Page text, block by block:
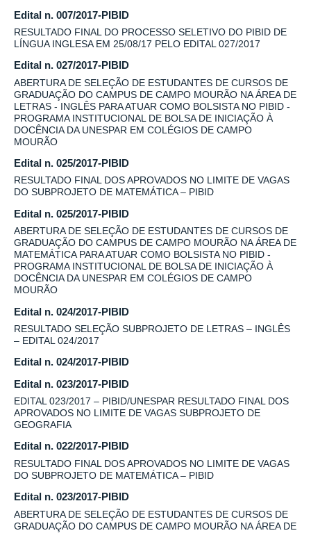
Edital n. 007/2017-PIBID
RESULTADO FINAL DO PROCESSO SELETIVO DO PIBID DE
LÍNGUA INGLESA EM 25/08/17 PELO EDITAL 027/2017
Edital n. 027/2017-PIBID
ABERTURA DE SELEÇÃO DE ESTUDANTES DE CURSOS DE
GRADUAÇÃO DO CAMPUS DE CAMPO MOURÃO NA ÁREA DE
LETRAS - INGLÊS PARA ATUAR COMO BOLSISTA NO PIBID -
PROGRAMA INSTITUCIONAL DE BOLSA DE INICIAÇÃO À
DOCÊNCIA DA UNESPAR EM COLÉGIOS DE CAMPO
MOURÃO
Edital n. 025/2017-PIBID
RESULTADO FINAL DOS APROVADOS NO LIMITE DE VAGAS
DO SUBPROJETO DE MATEMÁTICA – PIBID
Edital n. 025/2017-PIBID
ABERTURA DE SELEÇÃO DE ESTUDANTES DE CURSOS DE
GRADUAÇÃO DO CAMPUS DE CAMPO MOURÃO NA ÁREA DE
MATEMÁTICA PARA ATUAR COMO BOLSISTA NO PIBID -
PROGRAMA INSTITUCIONAL DE BOLSA DE INICIAÇÃO À
DOCÊNCIA DA UNESPAR EM COLÉGIOS DE CAMPO
MOURÃO
Edital n. 024/2017-PIBID
RESULTADO SELEÇÃO SUBPROJETO DE LETRAS – INGLÊS
– EDITAL 024/2017
Edital n. 024/2017-PIBID
Edital n. 023/2017-PIBID
EDITAL 023/2017 – PIBID/UNESPAR RESULTADO FINAL DOS
APROVADOS NO LIMITE DE VAGAS SUBPROJETO DE
GEOGRAFIA
Edital n. 022/2017-PIBID
RESULTADO FINAL DOS APROVADOS NO LIMITE DE VAGAS
DO SUBPROJETO DE MATEMÁTICA – PIBID
Edital n. 023/2017-PIBID
ABERTURA DE SELEÇÃO DE ESTUDANTES DE CURSOS DE
GRADUAÇÃO DO CAMPUS DE CAMPO MOURÃO NA ÁREA DE